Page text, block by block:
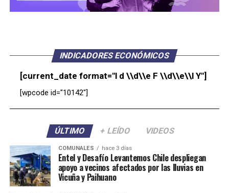
INDICADORES ECONÓMICOS
[current_date format="l d \\d\\e F \\d\\e\\l Y"]
[wpcode id="10142"]
ÚLTIMO + LEÍDO VIDEOS
COMUNALES hace 3 días
Entel y Desafío Levantemos Chile despliegan
apoyo a vecinos afectados por las lluvias en
Vicuña y Paihuano